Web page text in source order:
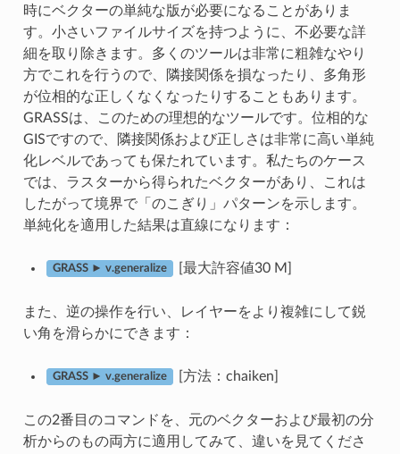
時にベクターの単純な版が必要になることがありま
す。小さいファイルサイズを持つように、不必要な詳
細を取り除きます。多くのツールは非常に粗雑なやり
方でこれを行うので、隣接関係を損なったり、多角形
が位相的な正しくなくなったりすることもあります。
GRASSは、このための理想的なツールです。位相的な
GISですので、隣接関係および正しさは非常に高い単純
化レベルであっても保たれています。私たちのケース
では、ラスターから得られたベクターがあり、これは
したがって境界で「のこぎり」パターンを示します。
単純化を適用した結果は直線になります：
GRASS ► v.generalize [最大許容値30 M]
また、逆の操作を行い、レイヤーをより複雑にして鋭
い角を滑らかにできます：
GRASS ► v.generalize [方法：chaiken]
この2番目のコマンドを、元のベクターおよび最初の分
析からのもの両方に適用してみて、違いを見てくださ